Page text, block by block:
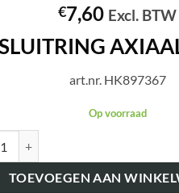
€7,60 Excl. BTW
art.nr. HK897367
Op voorraad
TOEVOEGEN AAN